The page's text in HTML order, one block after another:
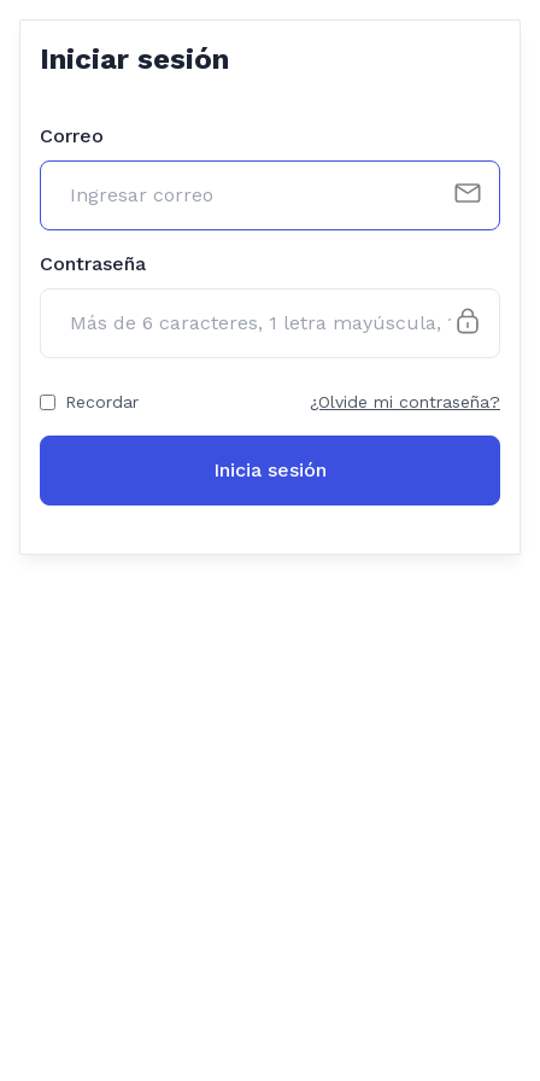
Iniciar sesión
Correo
Contraseña
Recordar ¿Olvide mi contraseña?